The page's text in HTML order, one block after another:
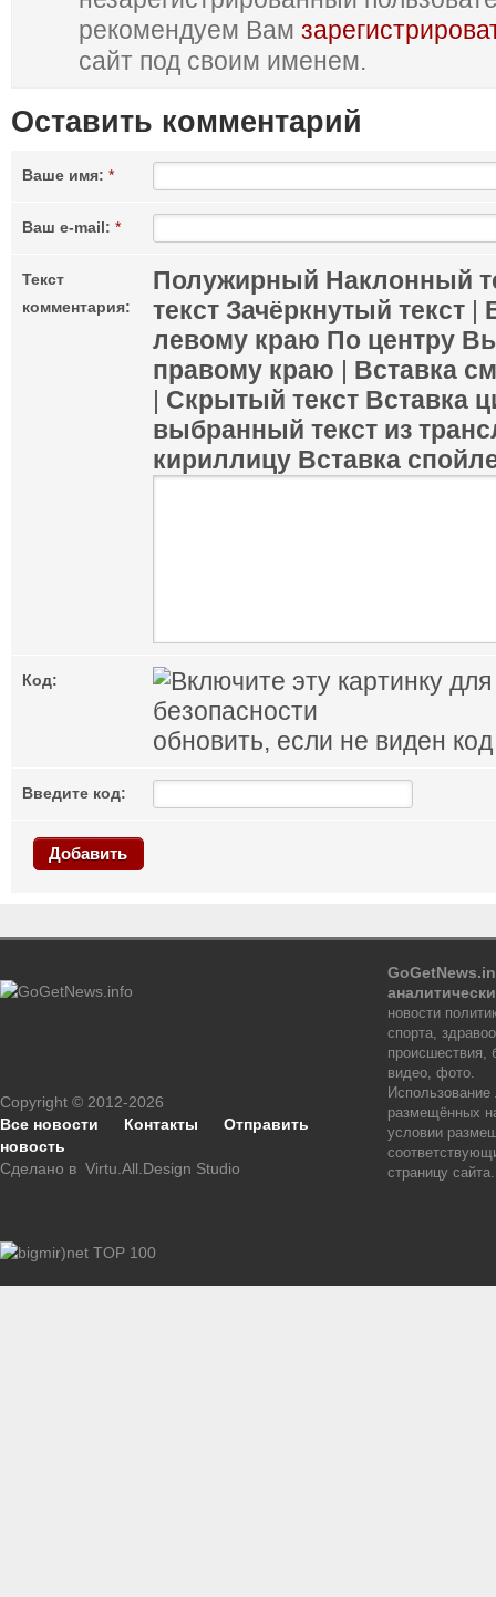
рекомендуем Вам
сайт под своим именем.
Оставить комментарий
Ваше имя: *
Ваш e-mail: *
Текст
комментария:
Полужирный Наклонный
текст Зачёркнутый текст |
левому краю По центру
правому краю | Вставка
| Скрытый текст Вставка
выбранный текст из
кириллицу Вставка
Код:
обновить, если не виден код
Введите код:
Добавить
Copyright © 2012-2026
Все новости
Контакты
Отправить
новость
Сделано в Virtu.All.Design Studio
новости
спорта,
происшествия,
видео, фото.
размещённых
условии
страницу сайта.